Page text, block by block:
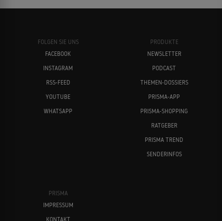
FOLGEN SIE UNS
FACEBOOK
INSTAGRAM
RSS-FEED
YOUTUBE
WHATSAPP
PRODUKTE
NEWSLETTER
PODCAST
THEMEN-DOSSIERS
PRISMA-APP
PRISMA-SHOPPING
RATGEBER
PRISMA TREND
SENDERINFOS
PRISMA
IMPRESSUM
KONTAKT